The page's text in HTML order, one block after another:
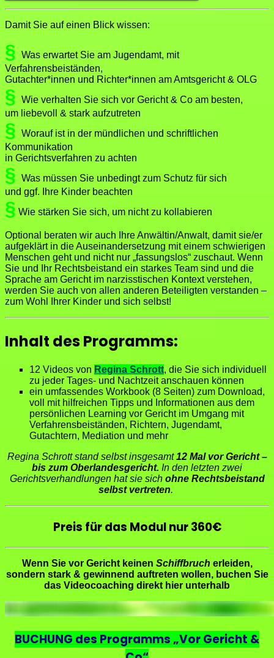
Damit Sie auf einen Blick wissen:
§ Was erwartet Sie am Jugendamt, mit
Verfahrensbeiständen,
Gutachter*innen und Richter*innen am Amtsgericht & OLG
§ Wie verhalten Sie sich vor Gericht & Co am besten,
um liebevoll & stark aufzutreten
§ Worauf ist in der mündlichen und schriftlichen
Kommunikation
in Gerichtsverfahren zu achten
§ Was müssen Sie unbedingt zum Schutz für sich
und ggf. Ihre Kinder beachten
§ Wie stärken Sie sich, um nicht zu kollabieren
Optional beraten wir auch Ihre Anwältin/Anwalt, damit sie/er
aufgeklärt in die Auseinandersetzung mit einem schwierigen
Menschen geht und nicht nur „fassungslos“ zuschaut. Wenn
Sie und Ihr Rechtsbeistand ein starkes Team sind und die
Sprache am Gericht im narzisstischen Kontext verstehen,
werden Sie auch von allen anderen Beteiligten verstanden –
zum Wohl Ihrer Kinder und sich selbst!
Inhalt des Programms:
12 Videos von Regina Schrott, die Sie sich individuell
zu jeder Tages- und Nachtzeit anschauen können
ein umfassendes Workbook (8 Seiten) zum Download,
voll mit hilfreichen Tipps und Informationen aus dem
persönlichen Learning vor Gericht im Umgang mit
Verfahrensbeiständen, Richtern, Jugendamt,
Gutachtern, Mediation und mehr
Regina Schrott stand selbst insgesamt12 Mal vor Gericht –
bis zum Oberlandesgericht. In den letzten zwei
Gerichtsverhandlungen hat sie sich ohne Rechtsbeistand
selbst vertreten.
Preis für das Modul nur 360€
Wenn Sie vor Gericht keinen Schiffbruch erleiden,
sondern stark & gewinnend auftreten wollen, buchen Sie
das Videocoaching direkt hier unterhalb
BUCHUNG des Programms „Vor Gericht &